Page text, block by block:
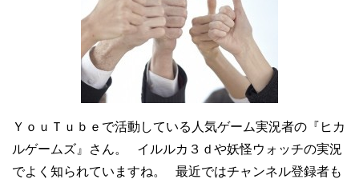
ＹｏｕＴｕｂｅで活動している人気ゲーム実況者の『ヒカ
ルゲームズ』さん。 イルルカ３ｄや妖怪ウォッチの実況
でよく知られていますね。 最近ではチャンネル登録者も